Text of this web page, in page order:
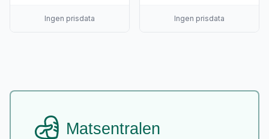
Ingen prisdata Ingen prisdata